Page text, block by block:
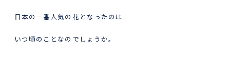
日本の一番人気の花となったのは
いつ頃のことなのでしょうか。